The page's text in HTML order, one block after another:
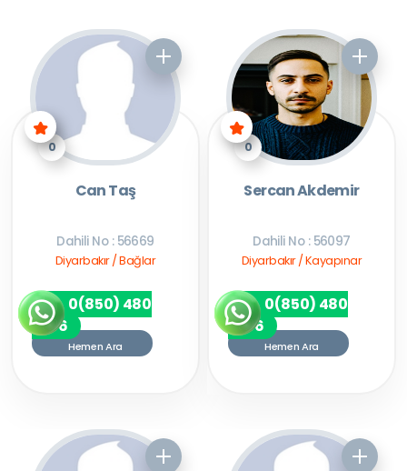
0
Can Taş
Dahili No : 56669
Diyarbakır / Bağlar
0(850) 480
7256
Hemen Ara
0
Sercan Akdemir
Dahili No : 56097
Diyarbakır / Kayapınar
0(850) 480
7256
Hemen Ara